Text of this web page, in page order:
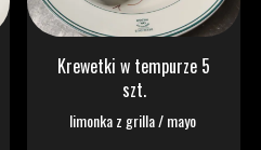
Krewetki w tempurze 5
szt.
limonka z grilla / mayo